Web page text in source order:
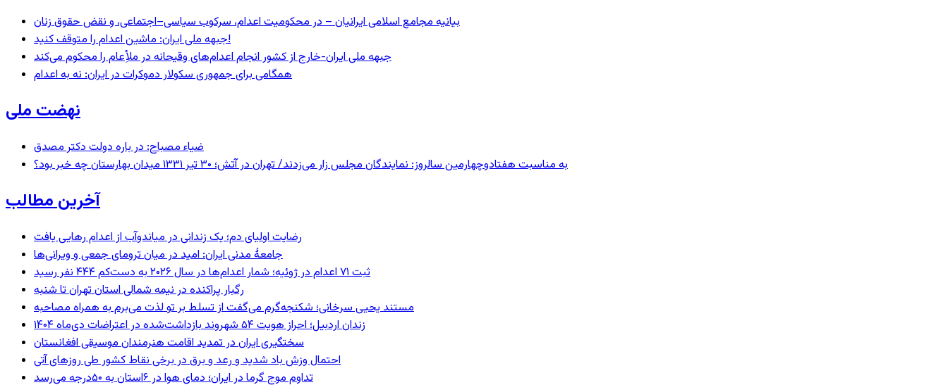
بیانیه مجامع اسلامی ایرانیان – در محکومیت اعدام، سرکوب سیاسی–اجتماعی، و نقض حقوق زنان
جبهه ملی ایران: ماشین اعدام را متوقف کنید!
جبهه ملی ایران-خارج از کشور انجام اعدام‌های وقیحانه در ملأِعام را محکوم می‌کند
همگامی برای جمهوری سکولار دموکرات در ایران: نه به اعدام
نهضت ملی
ضیاء مصباح: در باره دولت دکتر مصدق
به مناسبت هفتادوچهارمین سالروز: نمایندگان مجلس زار می‌زدند/ تهران در آتش؛ ۳۰ تیر ۱۳۳۱ میدان بهارستان چه خبر بود؟
آخرین مطالب
رضایت اولیای دم؛ یک زندانی در میاندوآب از اعدام رهایی یافت
جامعهٔ مدنی ایران: امید در میان ترومای جمعی و ویرانی‌ها
ثبت ۷۱ اعدام در ژوئیه؛ شمار اعدام‌ها در سال ۲۰۲۶ به دست‌کم ۴۴۴ نفر رسید
رگبار پراکنده در نیمه شمالی استان تهران تا شنبه
مستند یحیی سرخانی؛ شکنجه‌گرم می‌گفت از تسلط بر تو لذت می‌برم به همراه مصاحبه
زندان اردبیل؛ احراز هویت ۵۴ شهروند بازداشت‌شده در اعتراضات دی‌ماه ۱۴۰۴
سختگیری ایران در تمدید اقامت هنرمندان موسیقی افغانستان
احتمال وزش باد شدید و رعد و برق در برخی نقاط کشور طی روزهای آتی
تداوم موج گرما در ایران؛ دمای هوا در ۶استان به ۵۰درجه می‌رسد